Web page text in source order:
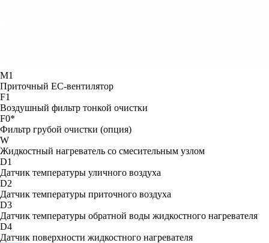
М1
Приточный ЕС-вентилятор
F1
Воздушный фильтр тонкой очистки
F0*
Фильтр грубой очистки (опция)
W
Жидкостный нагреватель со смесительным узлом
D1
Датчик температуры уличного воздуха
D2
Датчик температуры приточного воздуха
D3
Датчик температуры обратной воды жидкостного нагревателя
D4
Датчик поверхности жидкостного нагревателя